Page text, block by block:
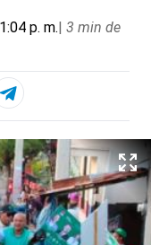
p. m.| 3 min de